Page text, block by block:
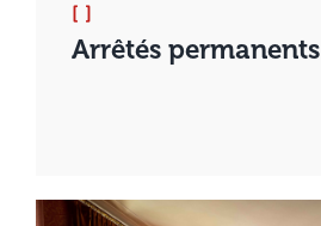
[ ]
Arrêtés permanents